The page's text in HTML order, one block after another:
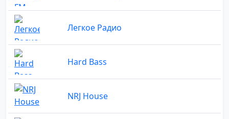
Легкое Радио
Hard Bass
NRJ House